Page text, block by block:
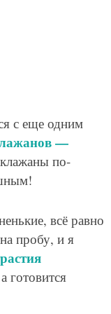
с еще одним
—
по-
всё равно
пробу, и я
готовится